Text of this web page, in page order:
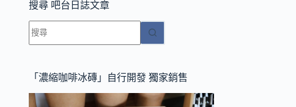
搜尋 吧台日誌文章
找
不
符
條
「濃縮咖啡冰磚」自行開發 獨家銷售